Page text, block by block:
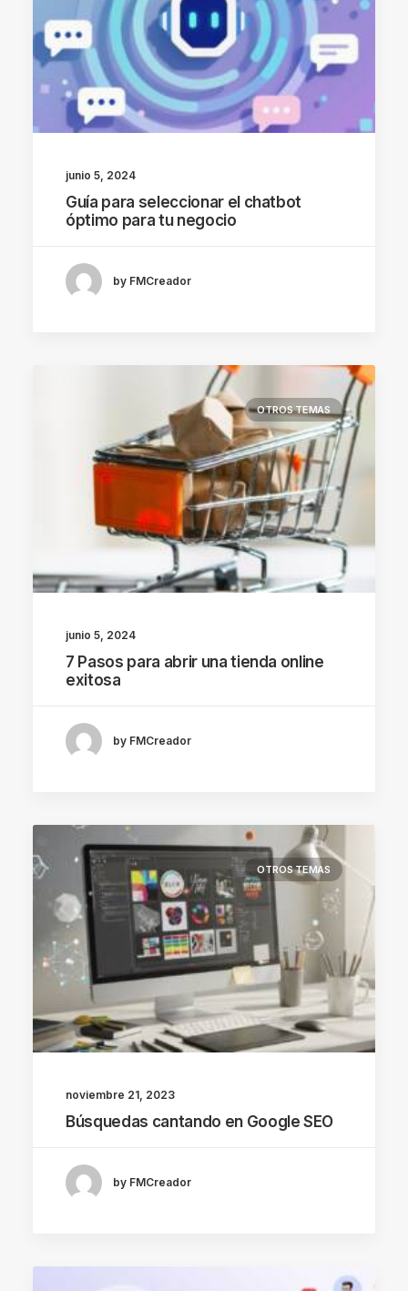
junio 5, 2024
Guía para seleccionar el chatbot
óptimo para tu negocio
by FMCreador
OTROS TEMAS
junio 5, 2024
7 Pasos para abrir una tienda online
exitosa
by FMCreador
OTROS TEMAS
noviembre 21, 2023
Búsquedas cantando en Google SEO
by FMCreador